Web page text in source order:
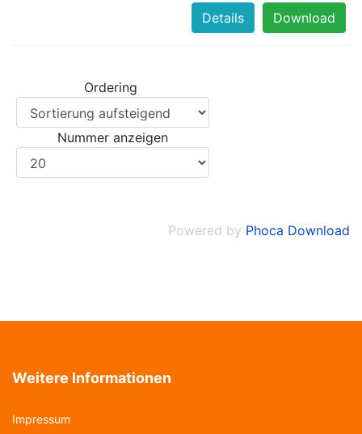
Download
Details
Ordering
Nummer anzeigen
Powered by Phoca Download
Weitere Informationen
Impressum